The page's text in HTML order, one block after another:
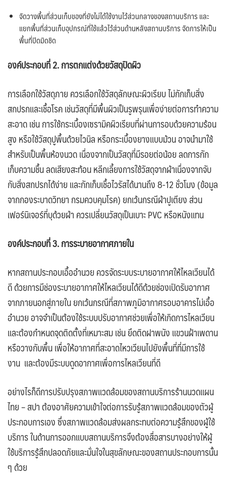
จัดวางพื้นที่ส่วนเก็บของที่ยังไม่ได้ใช้งานไว้ส่วนกลางของสถานบริการ และ
แยกพื้นที่ส่วนเก็บอุปกรณ์ที่ใช้แล้วไว้ส่วนด้านหลังสถานบริการ จัดการให้เป็น
พื้นที่ปิดมิดชิด
องค์ประกอบที่ 2. การตกแต่งด้วยวัสดุปิดผิว
การเลือกใช้วัสดุภาย ควรเลือกใช้วัสดุลักษณะผิวเรียบ ไม่กักเก็บสิ่ง
สกปรกและเชื้อโรค เช่นวัสดุที่มีพื้นผิวเป็นรูพรุนเพื่อง่ายต่อการทำความ
สะอาด เช่น การใช้กระเบื้องเซรามิคผิวเรียบที่ผ่านการอบด้วยความร้อน
สูง หรือใช้วัสดุปูพื้นด้วยไวนิล หรือกระเบื้องยางแบบม้วน อาจนำมาใช้
สำหรับเป็นพื้นห้องนวด เนื่องจากเป็นวัสดุที่มีรอยต่อน้อย ลดการกัก
เก็บความชื้น ลดเสียงสะท้อน หลีกเลี้ยงการใช้วัสดุจากผ้าเนื่องจากจับ
กับสิ่งสกปรกได้ง่าย และกักเก็บเชื้อไวรัสได้นานถึง 8-12 ชั่วโมง (ข้อมูล
จากกองระบาดวิทยา กรมควบคุมโรค) ยกเว้นกรณีผ้าปูเตียง ส่วน
เฟอร์นิเจอร์ที่บุด้วยผ้า ควรเปลี่ยนวัสดุเป็นเบาะ PVC หรือหนังแทน
องค์ประกอบที่3. การระบายอากาศภายใน
หากสถานประกอบเอื้ออำนวย ควรจัดระบบระบายอากาศให้ไหลเวียนได้
ดี ด้วยการมีช่องระบายอากาศให้ไหลเวียนได้ดีด้วยช่องเปิดรับอากาศ
จากภายนอกสู่ภายใน ยกเว้นกรณีที่สภาพภูมิอากาศรอบอาคารไม่เอื้อ
อำนวย อาจจำเป็นต้องใช้ระบบปรับอากาศช่วยเพื่อให้เกิดการไหลเวียน
และต้องกำหนดจุดติดตั้งที่เหมาะสม เช่น ยึดติดฝาพนัง แขวนฝ้าเพดาน
หรือวางกับพื้น เพื่อให้อากาศที่สะอาดไหวเวียนไปยังพื้นที่ที่มีการใช้
งาน และต้องมีระบบดูดอากาศเพื่อการไหลเวียนที่ดี
อย่างไรก็ดีการปรับปรุงสภาพแวดล้อมของสถานบริการร้านนวดแผน
ไทย – สปา ต้องอาศัยความเข้าใจต่อการรับรู้สภาพแวดล้อมของตัวผู้
ประกอบการเอง ซึ่งสภาพแวดล้อมส่งผลกระทบต่อความรู้สึกของผู้ใช้
บริการ ในด้านการออกแบบสถานบริการจึงต้องสื่อสารบางอย่างให้ผู้
ใช้บริการรู้สึกปลอดภัยและมั่นใจในสุขลักษณะของสถานประกอบการนั้น
ๆ ด้วย